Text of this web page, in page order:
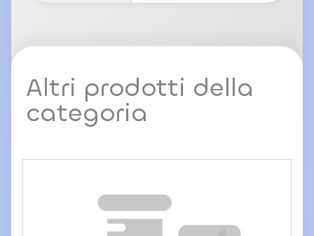
Altri prodotti della
categoria